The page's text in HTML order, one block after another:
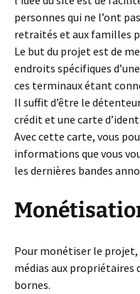
personnes qui ne l’ont
retraités et aux familles
Le but du projet est de
endroits spécifiques
ces terminaux étant
Il suffit d’être le
crédit et une carte
Avec cette carte, vous
informations que vous
les dernières bandes
Pour monétiser le
médias aux propriétaires
bornes.